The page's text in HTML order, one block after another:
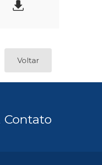
Voltar
Contato